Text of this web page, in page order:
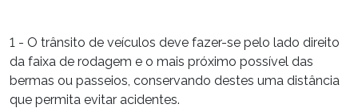
1 - O trânsito de veículos deve fazer-se pelo lado direito
da faixa de rodagem e o mais próximo possível das
bermas ou passeios, conservando destes uma distância
que permita evitar acidentes.